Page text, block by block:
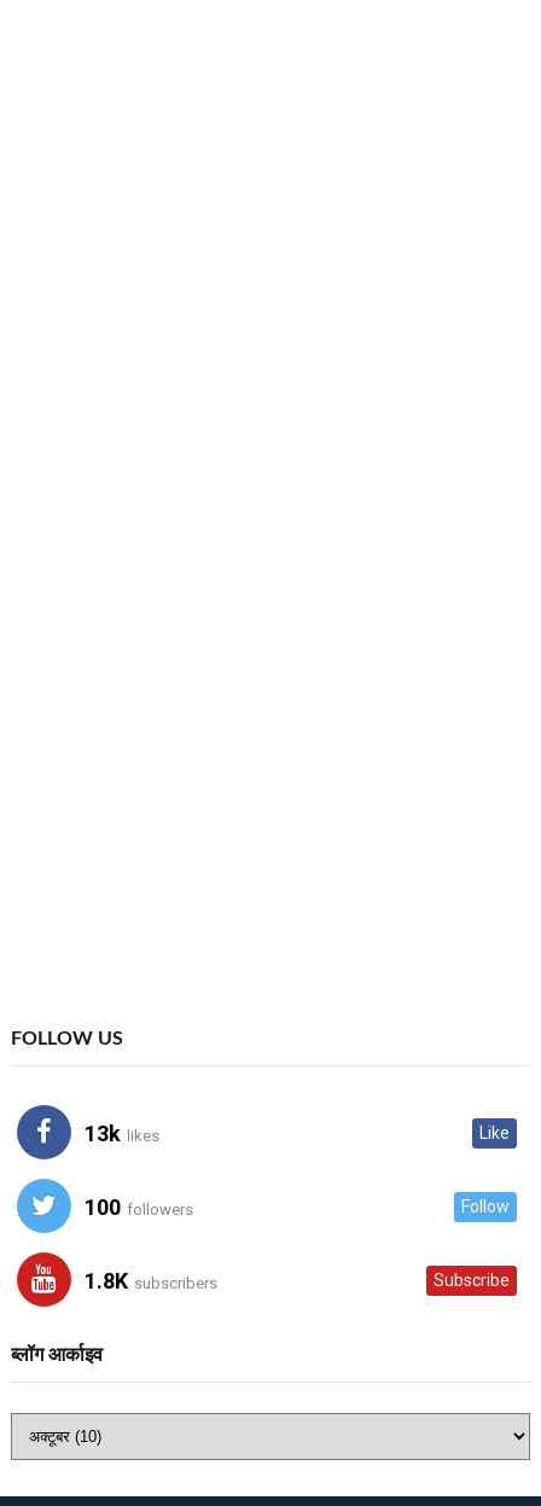
FOLLOW US
13k likes Like
100 followers Follow
1.8K subscribers Subscribe
ब्लॉग आर्काइव